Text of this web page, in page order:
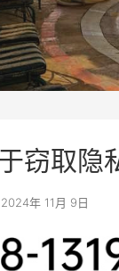
窃取隐
年 11月 9日